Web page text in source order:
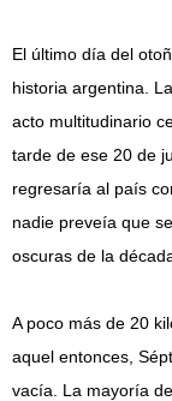
El último día del
historia argentina.
acto multitudinario
tarde de ese 20 de
regresaría al país
nadie preveía que
oscuras de la
A poco más de 20
aquel entonces,
vacía. La mayoría